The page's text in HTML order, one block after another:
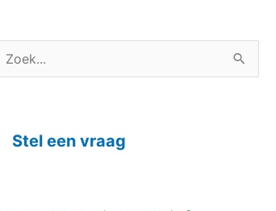
Stel een vraag